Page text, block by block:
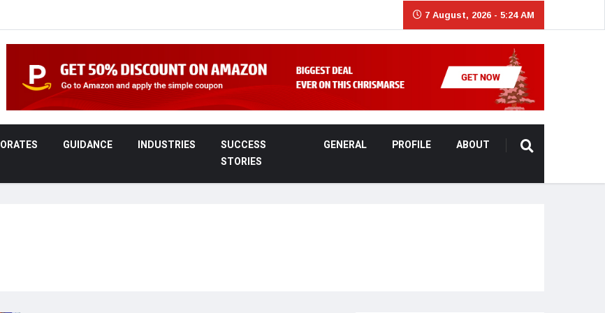
7 August, 2026 - 5:24 AM
GUIDANCE INDUSTRIES
SUCCESS
STORIES
GENERAL PROFILE ABOUT